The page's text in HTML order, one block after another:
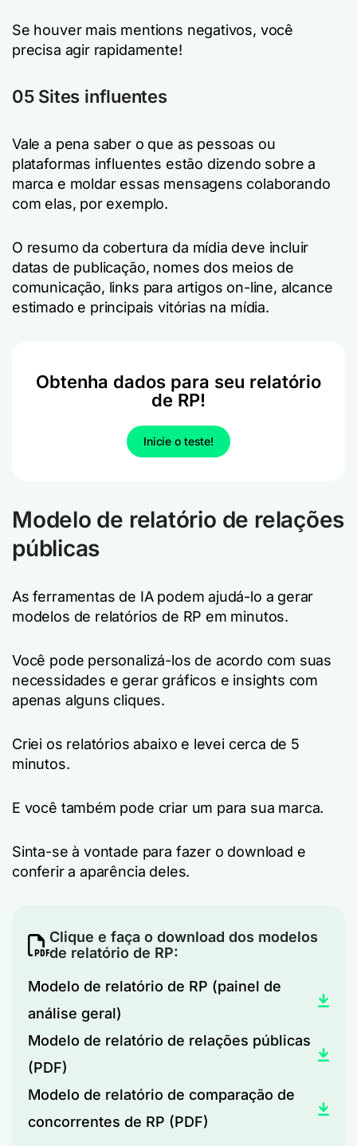
Se houver mais mentions negativos, você
precisa agir rapidamente!
05 Sites influentes
Vale a pena saber o que as pessoas ou
plataformas influentes estão dizendo sobre a
marca e moldar essas mensagens colaborando
com elas, por exemplo.
O resumo da cobertura da mídia deve incluir
datas de publicação, nomes dos meios de
comunicação, links para artigos on-line, alcance
estimado e principais vitórias na mídia.
Obtenha dados para seu relatório
de RP!
Inicie o teste!
Modelo de relatório de relações
públicas
As ferramentas de IA podem ajudá-lo a gerar
modelos de relatórios de RP em minutos.
Você pode personalizá-los de acordo com suas
necessidades e gerar gráficos e insights com
apenas alguns cliques.
Criei os relatórios abaixo e levei cerca de 5
minutos.
E você também pode criar um para sua marca.
Sinta-se à vontade para fazer o download e
conferir a aparência deles.
Clique e faça o download dos modelos
de relatório de RP:
Modelo de relatório de RP (painel de
análise geral)
Modelo de relatório de relações públicas
(PDF)
Modelo de relatório de comparação de
concorrentes de RP (PDF)